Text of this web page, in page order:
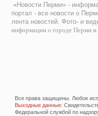
«Новости Перми» -
портал - все новости о
лента новостей. Фото- и
информации о городе Перми и
Все права защищены. Любое
Выходные данные:
Федеральной службой по